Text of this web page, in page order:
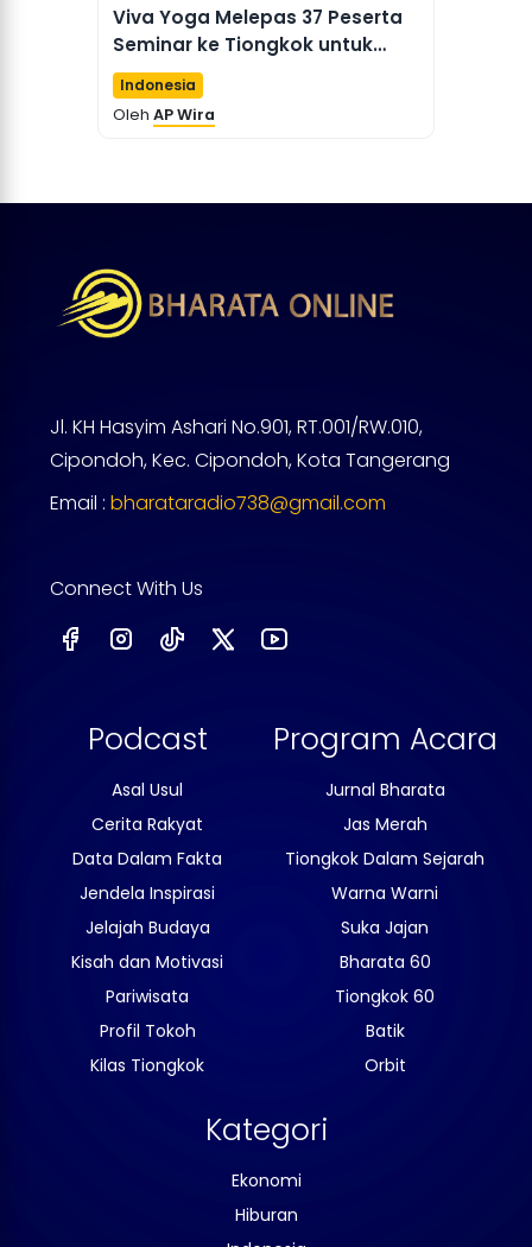
Viva Yoga Melepas 37 Peserta
Seminar ke Tiongkok untuk
Perkuat SDM Kawasan
Transmigrasi Berbasis Ekonomi
Lokal
Indonesia
Oleh AP Wira
Jl. KH Hasyim Ashari No.901, RT.001/RW.010,
Cipondoh, Kec. Cipondoh, Kota Tangerang
Email : bharataradio738@gmail.com
Connect With Us
Podcast
Asal Usul
Cerita Rakyat
Data Dalam Fakta
Jendela Inspirasi
Jelajah Budaya
Kisah dan Motivasi
Pariwisata
Profil Tokoh
Kilas Tiongkok
Program Acara
Jurnal Bharata
Jas Merah
Tiongkok Dalam Sejarah
Warna Warni
Suka Jajan
Bharata 60
Tiongkok 60
Batik
Orbit
Kategori
Ekonomi
Hiburan